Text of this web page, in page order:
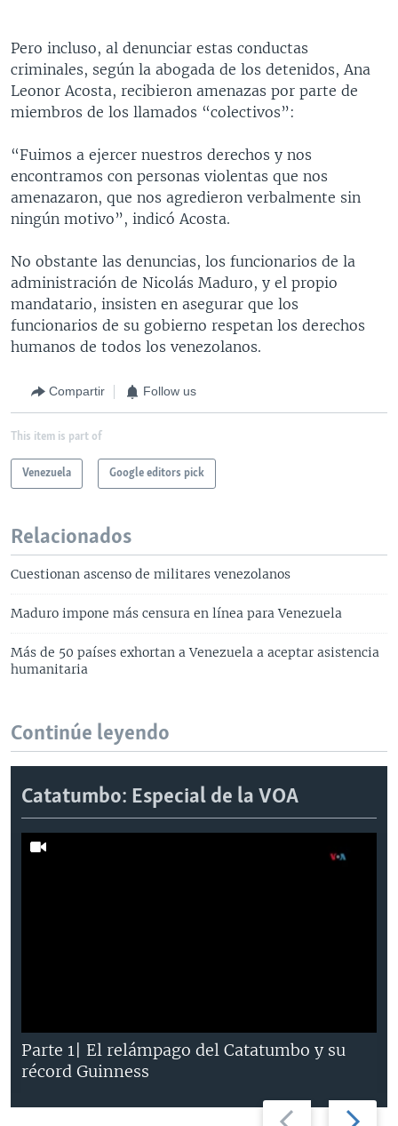
Pero incluso, al denunciar estas conductas
criminales, según la abogada de los detenidos, Ana
Leonor Acosta, recibieron amenazas por parte de
miembros de los llamados “colectivos”:
“Fuimos a ejercer nuestros derechos y nos
encontramos con personas violentas que nos
amenazaron, que nos agredieron verbalmente sin
ningún motivo”, indicó Acosta.
No obstante las denuncias, los funcionarios de la
administración de Nicolás Maduro, y el propio
mandatario, insisten en asegurar que los
funcionarios de su gobierno respetan los derechos
humanos de todos los venezolanos.
Compartir Follow us
This item is part of
Venezuela Google editors pick
Relacionados
Cuestionan ascenso de militares venezolanos
Maduro impone más censura en línea para Venezuela
Más de 50 países exhortan a Venezuela a aceptar asistencia
humanitaria
Continúe leyendo
Catatumbo: Especial de la VOA
Previous Next
Parte 1| El relámpago del Catatumbo y su
récord Guinness